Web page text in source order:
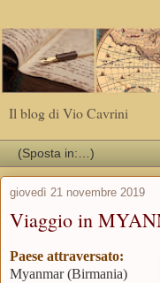
Il blog di Vio Cavrini
giovedì 21 novembre 2019
Viaggio in
Paese attraversato:
Myanmar (Birmania)